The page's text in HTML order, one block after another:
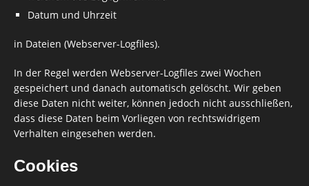
Datum und Uhrzeit
in Dateien (Webserver-Logfiles).
In der Regel werden Webserver-Logfiles zwei Wochen
gespeichert und danach automatisch gelöscht. Wir geben
diese Daten nicht weiter, können jedoch nicht ausschließen,
dass diese Daten beim Vorliegen von rechtswidrigem
Verhalten eingesehen werden.
Cookies